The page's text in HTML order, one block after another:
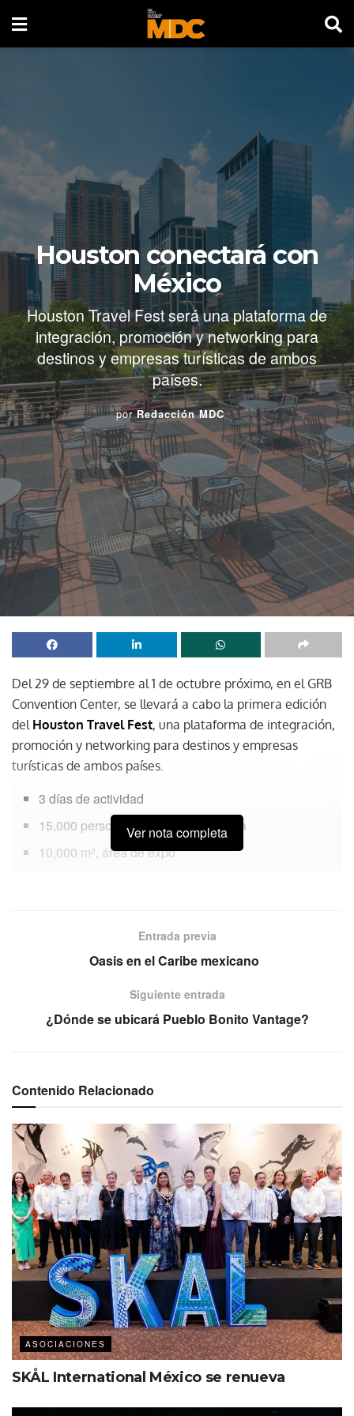
Houston conectará con
México
Houston Travel Fest será una plataforma de
integración, promoción y networking para
destinos y empresas turísticas de ambos
países.
por Redacción MDC
Del 29 de septiembre al 1 de octubre próximo, en el GRB
Convention Center, se llevará a cabo la primera edición
del Houston Travel Fest, una plataforma de integración,
promoción y networking para destinos y empresas
turísticas de ambos países.
3 días de actividad
15,000 personas, afluencia esperada
10,000 m2, área de expo
GRB Convention Center, sede del evento.
“La visión del Houston Travel Fest
es conectar y emocionar al viajero
de Houston, el estado de Texas y
más allá con una variedad de
productos, paquetes, rutas, hoteles
y cruceros que estarán disponibles
para reservar y comprar en destinos
Ver nota completa
Entrada previa
Oasis en el Caribe mexicano
Siguiente entrada
¿Dónde se ubicará Pueblo Bonito Vantage?
Contenido Relacionado
ASOCIACIONES
SKÅL International México se renueva